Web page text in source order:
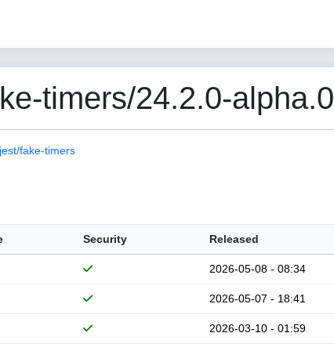
timers/24.2.0-alpha.0
fake-timers
Security Released
2026-05-08 - 08:34
2026-05-07 - 18:41
2026-03-10 - 01:59